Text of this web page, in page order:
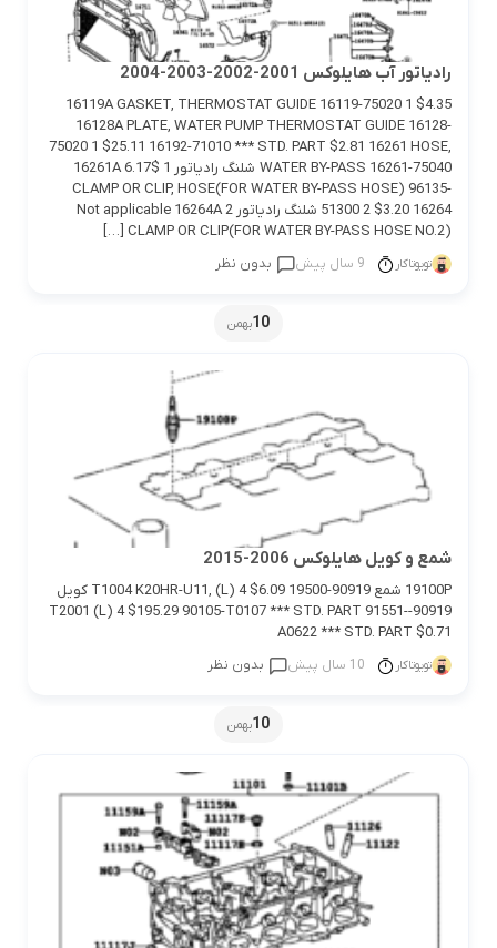
رادیاتور آب هایلوکس 2001-2002-2003-2004
16119A GASKET, THERMOSTAT GUIDE 16119-75020 1 $4.35
16128A PLATE, WATER PUMP THERMOSTAT GUIDE 16128-
75020 1 $25.11 16192-71010 *** STD. PART $2.81 16261 HOSE,
WATER BY-PASS 16261-75040 شلنگ رادیاتور 1 $6.17 16261A
CLAMP OR CLIP, HOSE(FOR WATER BY-PASS HOSE) 96135-
51300 2 $3.20 16264 شلنگ رادیاتور 2 Not applicable 16264A
CLAMP OR CLIP(FOR WATER BY-PASS HOSE NO.2) […]
تویوتاکار 9 سال پیش بدون نظر
10بهمن
شمع و كويل هايلوكس 2006-2015
19100P شمع 90919-T1004 K20HR-U11, (L) 4 $6.09 19500 كويل
90919-T2001 (L) 4 $195.29 90105-T0107 *** STD. PART 91551-
A0622 *** STD. PART $0.71
تویوتاکار 10 سال پیش بدون نظر
10بهمن